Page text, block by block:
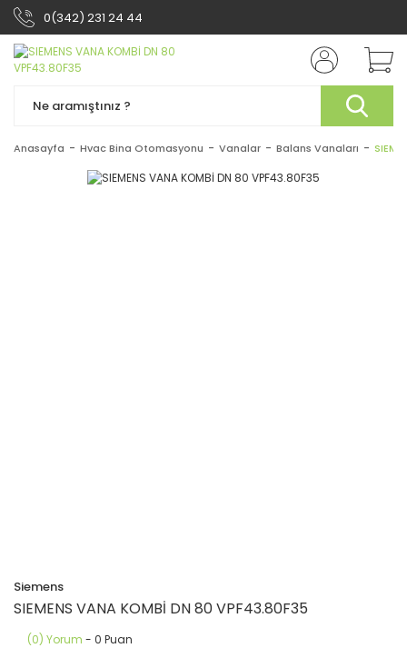
0(342) 231 24 44
Anasayfa Hvac Bina Otomasyonu Vanalar Balans Vanaları
Siemens
SIEMENS VANA KOMBİ DN 80 VPF43.80F35
(0) Yorum - 0 Puan